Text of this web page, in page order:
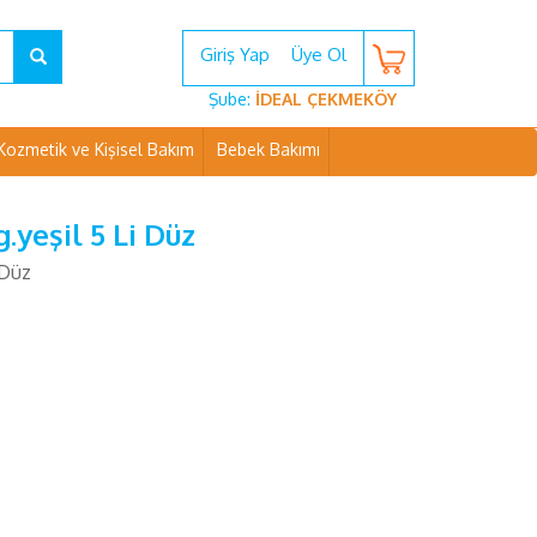
Giriş Yap Üye Ol
Şube: İDEAL ÇEKMEKÖY
ve Kişisel Bakım Bebek Bakımı
5 Li Düz